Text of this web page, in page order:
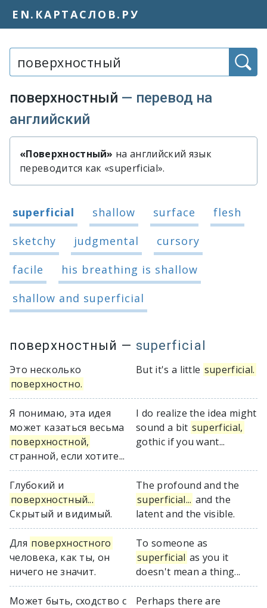
EN.КАРТАСЛОВ.РУ
поверхностный — перевод на
английский
Быстрый перевод слова
«Поверхностный» на английский язык
переводится как «superficial».
Варианты перевода слова
superficial shallow surface
flesh
sketchy
judgmental
cursory
facile
his breathing is shallow
shallow and superficial
поверхностный — superficial
Это несколько
поверхностно.
But it's a little superficial.
Я понимаю, эта идея
может казаться весьма
поверхностной,
странной, если хотите...
I do realize the idea might
sound a bit superficial,
gothic if you want...
Глубокий и
поверхностный...
Скрытый и видимый.
The profound and the
superficial... and the
latent and the visible.
Для поверхностного
человека, как ты, он
ничего не значит.
To someone as
superficial as you it
doesn't mean a thing...
Может быть, сходство с
Perhaps there are